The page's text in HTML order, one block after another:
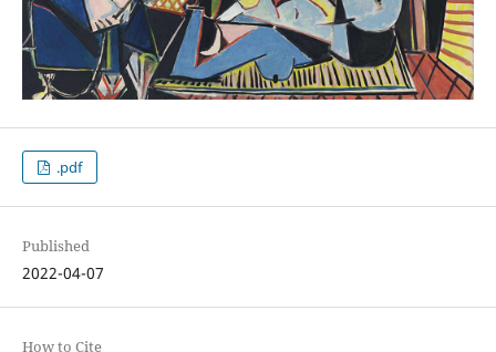
.pdf
Published
2022-04-07
How to Cite